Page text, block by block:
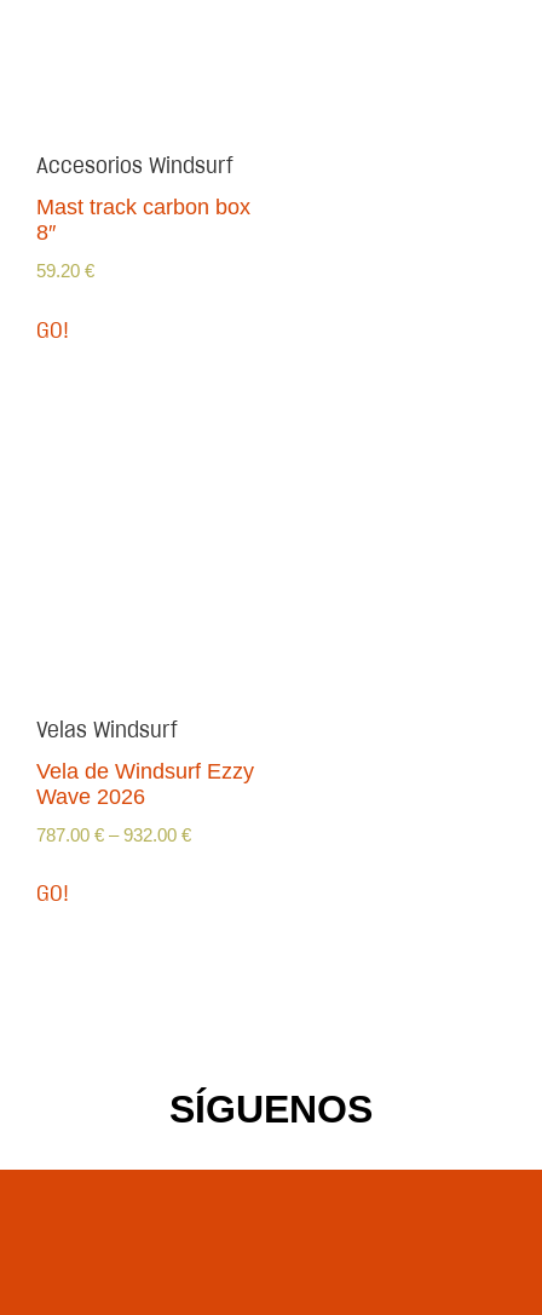
Accesorios Windsurf
Mast track carbon box
8″
59.20 €
GO!
Velas Windsurf
Vela de Windsurf Ezzy
Wave 2026
787.00 € –932.00 €
GO!
SÍGUENOS